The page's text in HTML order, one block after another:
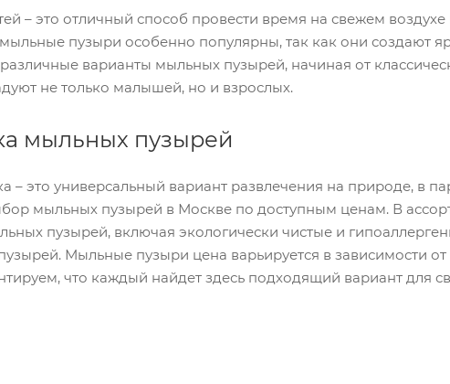
– это отличный способ провести время на свежем воздухе
пузыри особенно популярны, так как они создают
варианты мыльных пузырей, начиная от
не только малышей, но и взрослых.
мыльных пузырей
– это универсальный вариант развлечения на природе, в
мыльных пузырей в Москве по доступным ценам. В
пузырей, включая экологически чистые и
Мыльные пузыри цена варьируется в зависимости
что каждый найдет здесь подходящий вариант для